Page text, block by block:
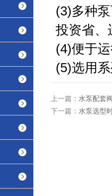
(3)多种
投资省、
(4)便于
(5)选用
上一篇： 水泵配套
下一篇： 水泵选型